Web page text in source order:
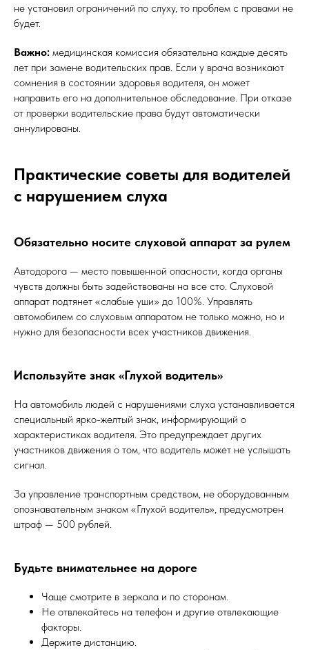
не установил ограничений по слуху, то проблем с правами не
будет.
Важно: медицинская комиссия обязательна каждые десять
лет при замене водительских прав. Если у врача возникают
сомнения в состоянии здоровья водителя, он может
направить его на дополнительное обследование. При отказе
от проверки водительские права будут автоматически
аннулированы.
Практические советы для водителей
с нарушением слуха
Обязательно носите слуховой аппарат за рулем
Автодорога — место повышенной опасности, когда органы
чувств должны быть задействованы на все сто. Слуховой
аппарат подтянет «слабые уши» до 100%. Управлять
автомобилем со слуховым аппаратом не только можно, но и
нужно для безопасности всех участников движения.
Используйте знак «Глухой водитель»
На автомобиль людей с нарушениями слуха устанавливается
специальный ярко-желтый знак, информирующий о
характеристиках водителя. Это предупреждает других
участников движения о том, что водитель может не услышать
сигнал.
За управление транспортным средством, не оборудованным
опознавательным знаком «Глухой водитель», предусмотрен
штраф — 500 рублей.
Будьте внимательнее на дороге
Чаще смотрите в зеркала и по сторонам.
Не отвлекайтесь на телефон и другие отвлекающие
факторы.
Держите дистанцию.